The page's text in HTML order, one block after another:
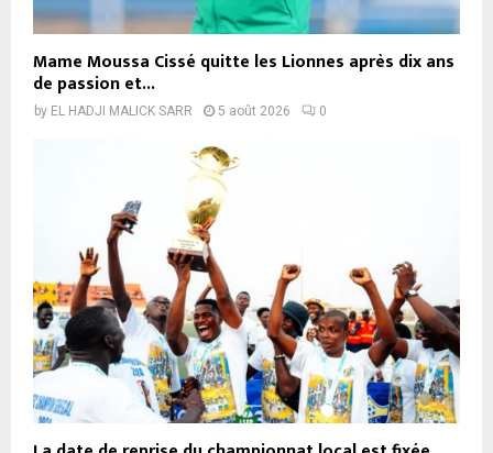
Mame Moussa Cissé quitte les Lionnes après dix ans
de passion et...
by EL HADJI MALICK SARR 5 août 2026 0